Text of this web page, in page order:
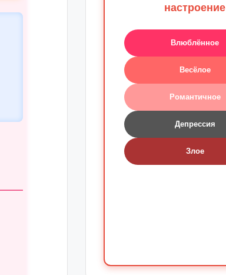
настроение
Влюблённое
Весёлое
Романтичное
Депрессия
Злое